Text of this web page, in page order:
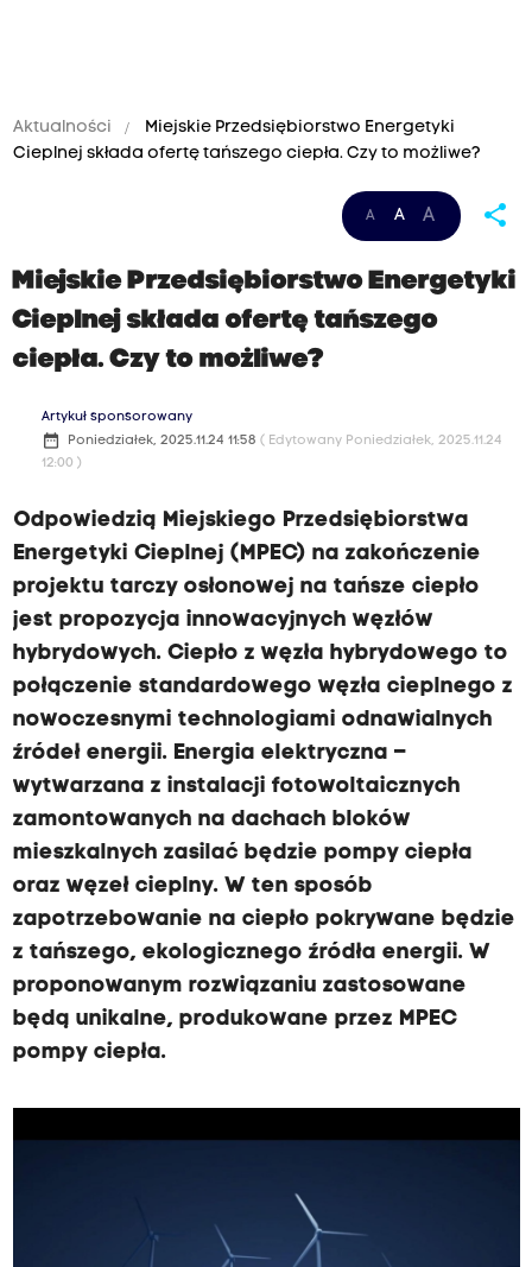
Aktualności
Miejskie Przedsiębiorstwo Energetyki
Cieplnej składa ofertę tańszego ciepła. Czy to możliwe?
A A A share
Miejskie Przedsiębiorstwo Energetyki
Cieplnej składa ofertę tańszego
ciepła. Czy to możliwe?
Artykuł sponsorowany
date_range Poniedziałek, 2025.11.24 11:58 ( Edytowany Poniedziałek, 2025.11.24
12:00 )
Odpowiedzią Miejskiego Przedsiębiorstwa
Energetyki Cieplnej (MPEC) na zakończenie
projektu tarczy osłonowej na tańsze ciepło
jest propozycja innowacyjnych węzłów
hybrydowych. Ciepło z węzła hybrydowego to
połączenie standardowego węzła cieplnego z
nowoczesnymi technologiami odnawialnych
źródeł energii. Energia elektryczna –
wytwarzana z instalacji fotowoltaicznych
zamontowanych na dachach bloków
mieszkalnych zasilać będzie pompy ciepła
oraz węzeł cieplny. W ten sposób
zapotrzebowanie na ciepło pokrywane będzie
z tańszego, ekologicznego źródła energii. W
proponowanym rozwiązaniu zastosowane
będą unikalne, produkowane przez MPEC
pompy ciepła.